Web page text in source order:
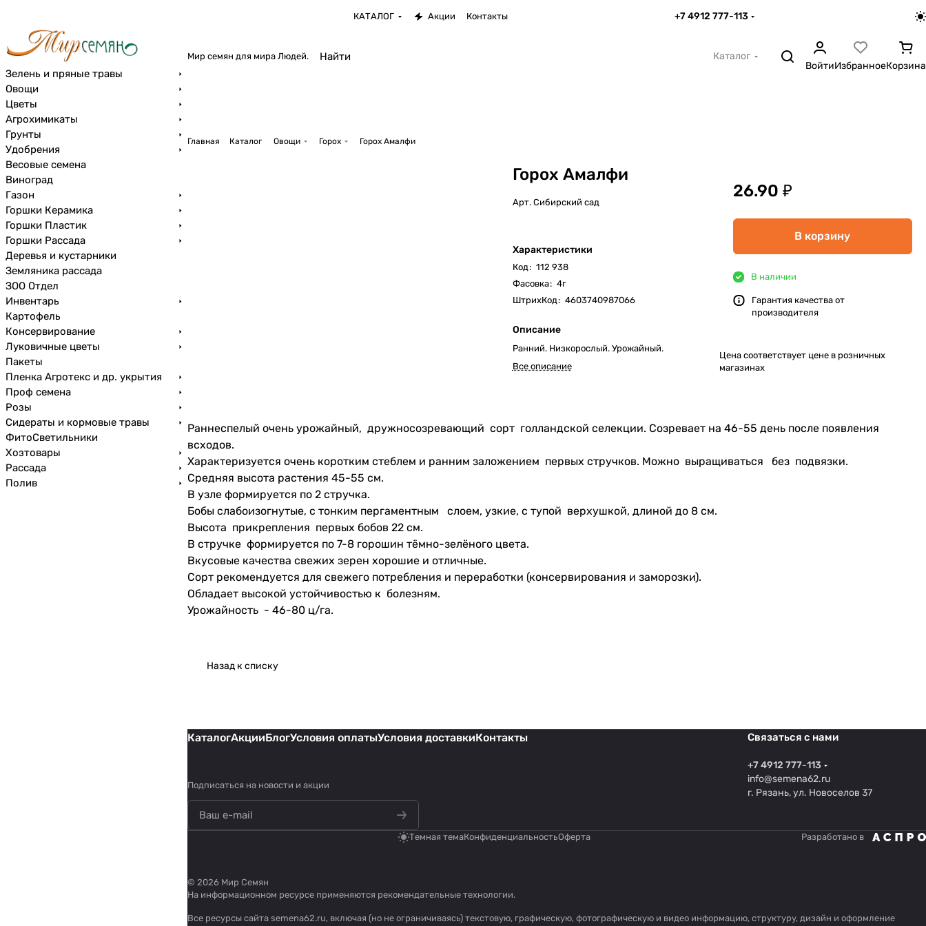
КАТАЛОГ Акции Контакты +7 4912 777-113
Мир семян для мира Людей.
Каталог
ВойтиИзбранноеКорзина
Главная Каталог Овощи Горох Горох Амалфи
Горох Амалфи
Арт. Сибирский сад
Характеристики
Код: 112 938
Фасовка: 4г
ШтрихКод: 4603740987066
Описание
Ранний. Низкорослый. Урожайный.
Все описание
26.90 ₽
В корзину
В наличии
Гарантия качества от
производителя
Цена соответствует цене в розничных
магазинах
Раннеспелый очень урожайный, дружносозревающий сорт голландской селекции. Созревает на 46-55 день после появления
всходов.
Характеризуется очень коротким стеблем и ранним заложением первых стручков. Можно выращиваться без подвязки.
Средняя высота растения 45-55 см.
В узле формируется по 2 стручка.
Бобы слабоизогнутые, с тонким пергаментным слоем, узкие, с тупой верхушкой, длиной до 8 см.
Высота прикрепления первых бобов 22 см.
В стручке формируется по 7-8 горошин тёмно-зелёного цвета.
Вкусовые качества свежих зерен хорошие и отличные.
Сорт рекомендуется для свежего потребления и переработки (консервирования и заморозки).
Обладает высокой устойчивостью к болезням.
Урожайность - 46-80 ц/га.
Назад к списку
КаталогАкцииБлогУсловия оплатыУсловия доставкиКонтакты
Подписаться на новости и акции
Связаться с нами
+7 4912 777-113
info@semena62.ru
г. Рязань, ул. Новоселов 37
Темная темаКонфиденциальностьОферта Разработано в
© 2026 Мир Семян
На информационном ресурсе применяются рекомендательные технологии.
Все ресурсы сайта semena62.ru, включая (но не ограничиваясь) текстовую, графическую, фотографическую и видео информацию, структуру, дизайн и оформление
Зелень и пряные травы
Овощи
Цветы
Агрохимикаты
Грунты
Удобрения
Весовые семена
Виноград
Газон
Горшки Керамика
Горшки Пластик
Горшки Рассада
Деревья и кустарники
Земляника рассада
ЗОО Отдел
Инвентарь
Картофель
Консервирование
Луковичные цветы
Пакеты
Пленка Агротекс и др. укрытия
Проф семена
Розы
Сидераты и кормовые травы
ФитоСветильники
Хозтовары
Рассада
Полив